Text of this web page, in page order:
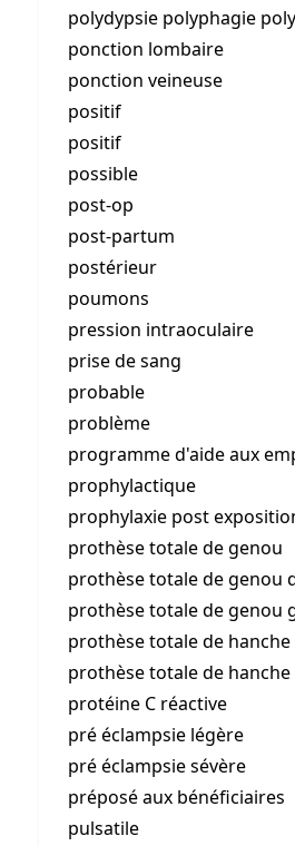
polydypsie polyphagie
ponction lombaire
ponction veineuse
positif
positif
possible
post-op
post-partum
postérieur
poumons
pression intraoculaire
prise de sang
probable
problème
programme d'aide aux
prophylactique
prophylaxie post
prothèse totale de genou
prothèse totale de genou
prothèse totale de genou
prothèse totale de
prothèse totale de hanche
protéine C réactive
pré éclampsie légère
pré éclampsie sévère
préposé aux bénéficiaires
pulsatile